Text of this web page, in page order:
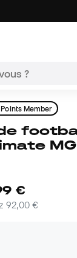
Points Member
MG
€
92,00 €